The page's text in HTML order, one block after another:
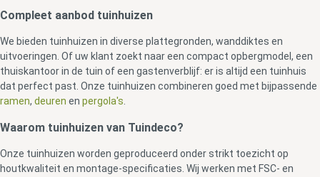
Compleet aanbod tuinhuizen
We bieden tuinhuizen in diverse plattegronden, wanddiktes en
uitvoeringen. Of uw klant zoekt naar een compact opbergmodel, een
thuiskantoor in de tuin of een gastenverblijf: er is altijd een tuinhuis
dat perfect past. Onze tuinhuizen combineren goed met bijpassende
ramen, deuren en pergola's.
Waarom tuinhuizen van Tuindeco?
Onze tuinhuizen worden geproduceerd onder strikt toezicht op
houtkwaliteit en montage-specificaties. Wij werken met FSC- en